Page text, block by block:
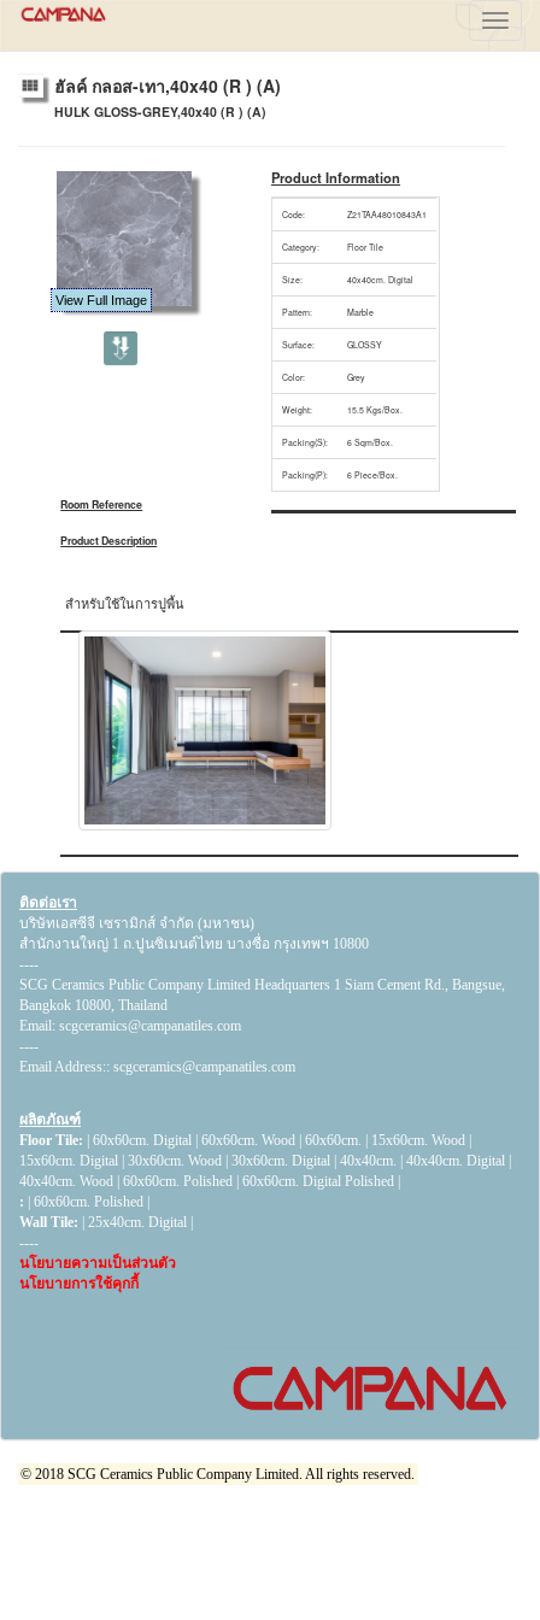
ฮัลค์ กลอส-เทา,40x40 (R ) (A)
HULK GLOSS-GREY,40x40 (R ) (A)
Product Information
Code: Z21TAA48010843A1
Category: Floor Tile
Size: 40x40cm. Digital
Pattern: Marble
Surface: GLOSSY
Color: Grey
Weight: 15.5 Kgs/Box.
Packing(S): 6 Sqm/Box.
Packing(P): 6 Piece/Box.
Product Description
สำหรับใช้ในการปูพื้น
Room Reference
ติดต่อเรา
บริษัทเอสซีจี เซรามิกส์ จำกัด (มหาชน)
สำนักงานใหญ่ 1 ถ.ปูนซิเมนต์ไทย บางซื่อ กรุงเทพฯ 10800
----
SCG Ceramics Public Company Limited Headquarters 1 Siam Cement Rd., Bangsue,
Bangkok 10800, Thailand
Email: scgceramics@campanatiles.com
----
Email Address:: scgceramics@campanatiles.com
ผลิตภัณฑ์
Floor Tile:
60x60cm. Digital 60x60cm. Wood 60x60cm. 15x60cm. Wood
15x60cm. Digital 30x60cm. Wood 30x60cm. Digital 40x40cm. 40x40cm. Digital
40x40cm. Wood 60x60cm. Polished 60x60cm. Digital Polished
:
60x60cm. Polished
Wall Tile:
25x40cm. Digital
----
นโยบายความเป็นส่วนตัว
นโยบายการใช้คุกกี้
© 2018 SCG Ceramics Public Company Limited. All rights reserved.
View Full Image